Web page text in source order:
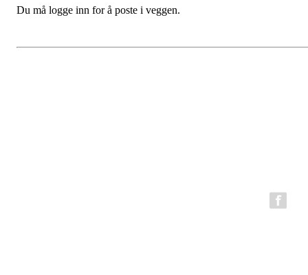
Du må logge inn for å poste i veggen.